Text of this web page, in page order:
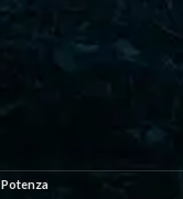
Potenza